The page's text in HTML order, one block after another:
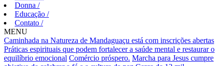
Donna /
Educação /
Contato /
MENU
Caminhada na Natureza de Mandaguaçu está com inscrições abertas
Práticas espirituais que podem fortalecer a saúde mental e restaurar o
equilíbrio emocional Comércio próspero. Marcha para Jesus cumpre